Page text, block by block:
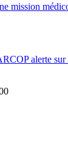
mission
alerte